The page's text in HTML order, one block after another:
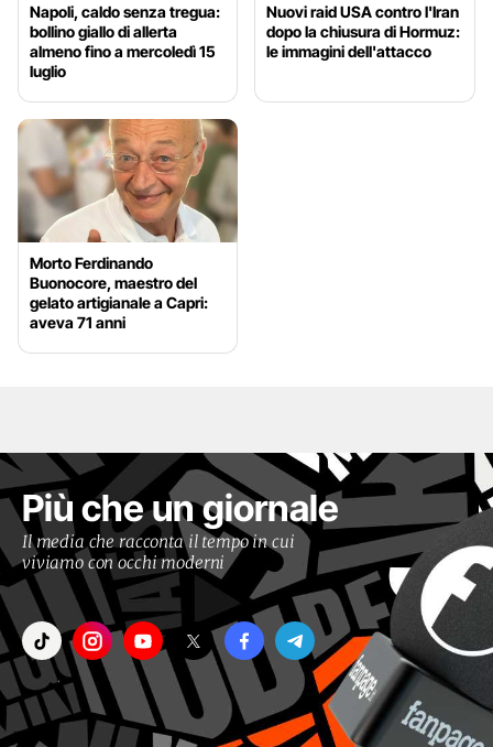
Napoli, caldo senza tregua:
bollino giallo di allerta
almeno fino a mercoledì 15
luglio
Nuovi raid USA contro l'Iran
dopo la chiusura di Hormuz:
le immagini dell'attacco
Morto Ferdinando
Buonocore, maestro del
gelato artigianale a Capri:
aveva 71 anni
Più che un giornale
Il media che racconta il tempo in cui
viviamo con occhi moderni